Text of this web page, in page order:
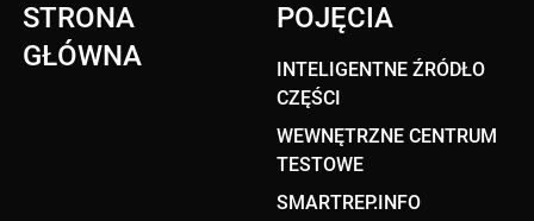
STRONA
GŁÓWNA
POJĘCIA
INTELIGENTNE ŹRÓDŁO
CZĘŚCI
WEWNĘTRZNE CENTRUM
TESTOWE
SMARTREP.INFO